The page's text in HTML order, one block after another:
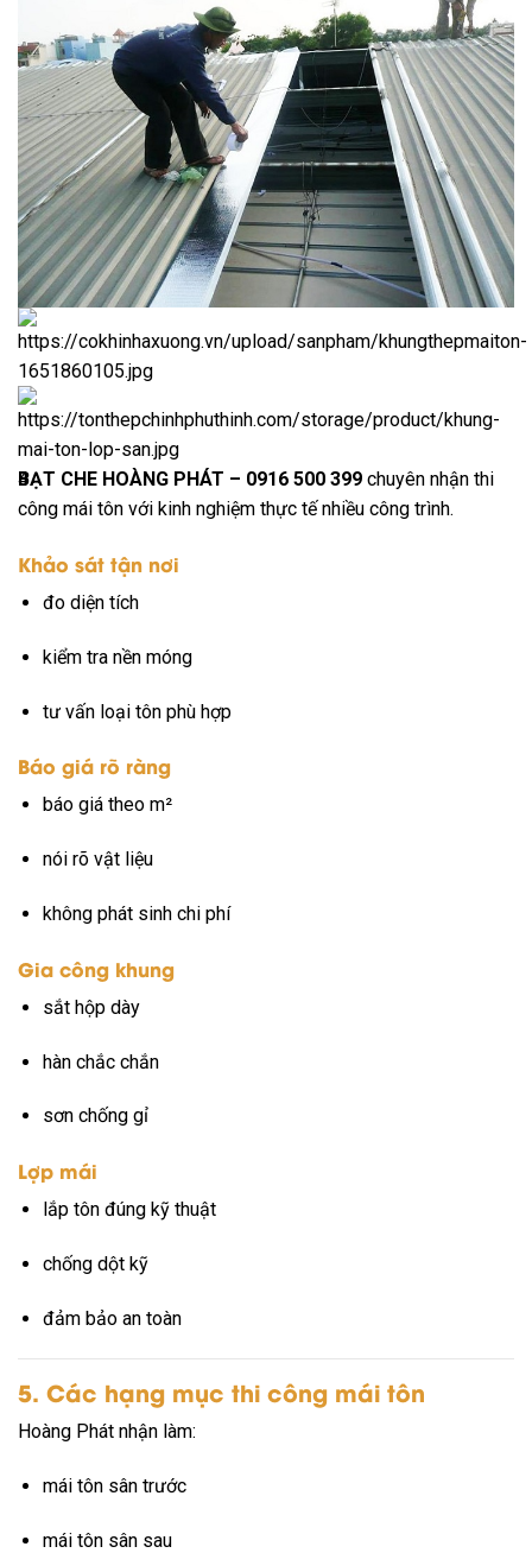
4
BẠT CHE HOÀNG PHÁT – 0916 500 399 chuyên nhận thi
công mái tôn với kinh nghiệm thực tế nhiều công trình.
Khảo sát tận nơi
đo diện tích
kiểm tra nền móng
tư vấn loại tôn phù hợp
Báo giá rõ ràng
báo giá theo m²
nói rõ vật liệu
không phát sinh chi phí
Gia công khung
sắt hộp dày
hàn chắc chắn
sơn chống gỉ
Lợp mái
lắp tôn đúng kỹ thuật
chống dột kỹ
đảm bảo an toàn
5. Các hạng mục thi công mái tôn
Hoàng Phát nhận làm:
mái tôn sân trước
mái tôn sân sau